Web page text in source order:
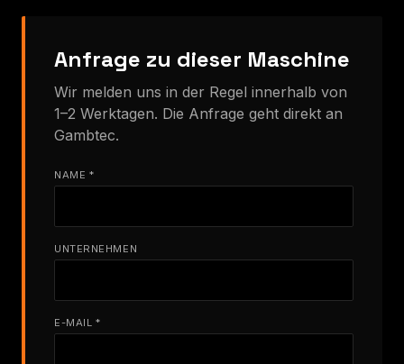
Anfrage zu dieser Maschine
Wir melden uns in der Regel innerhalb von
1–2 Werktagen. Die Anfrage geht direkt an
Gambtec.
NAME *
UNTERNEHMEN
E-MAIL *